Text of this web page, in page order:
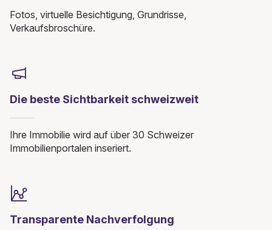
Fotos, virtuelle Besichtigung, Grundrisse,
Verkaufsbroschüre.
Die beste Sichtbarkeit schweizweit
Ihre Immobilie wird auf über 30 Schweizer
Immobilienportalen inseriert.
Transparente Nachverfolgung